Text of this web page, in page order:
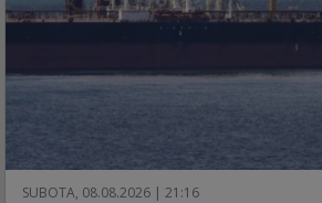
SUBOTA, 08.08.2026 | 21:16